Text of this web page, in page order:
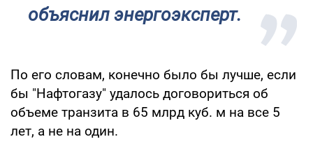
объяснил энергоэксперт.
По его словам, конечно было бы лучше, если
бы "Нафтогазу" удалось договориться об
объеме транзита в 65 млрд куб. м на все 5
лет, а не на один.